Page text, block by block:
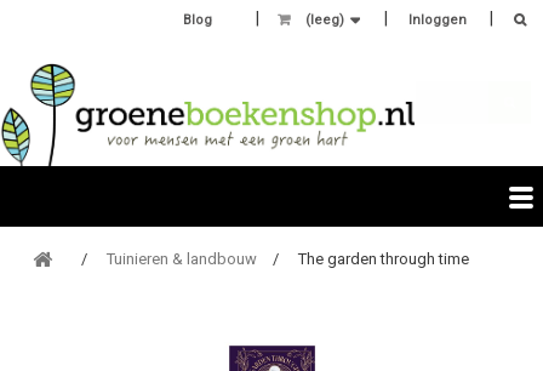
Inloggen
(leeg)
Blog
Tuinieren & landbouw The garden through time